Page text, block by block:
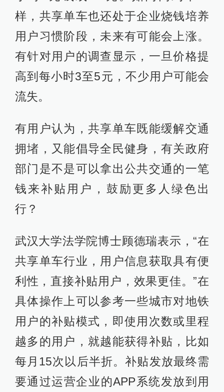
样，共享单车也还处于企业烧钱培养
用户习惯阶段，未来有可能会上涨。
有针对用户的调查显示，一旦价格提
高到每小时3至5元，不少用户可能会
流失。
有用户认为，共享单车既能缓解交通
拥堵，又能倡导全民健身，有关政府
部门是不是可以拿出公共交通的一笔
钱来补贴用户，鼓励更多人绿色出
行？
武汉大学法学院博士顾德瑞表示，“在
共享单车行业，用户信息获取具有便
利性，直接补贴用户，效果更佳。”在
具体操作上可以参考一些城市对地铁
用户的补贴模式，即使用次数或里程
越多的用户，就越能获得补贴，比如
每月15次以后半折。补贴发放最终需
要通过运营企业的APP系统发放到用